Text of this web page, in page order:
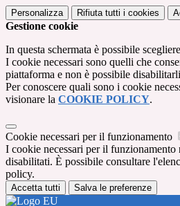
Personalizza Rifiuta tutti i cookies
Gestione cookie
In questa schermata è possibile
I cookie necessari sono quelli che
piattaforma e non è possibile
Per conoscere quali sono i cookie
visionare la COOKIE POLICY.
Cookie necessari per il funzionamento
I cookie necessari per il funzionamento
disabilitati. È possibile consultare
policy.
Accetta tutti Salva le preferenze